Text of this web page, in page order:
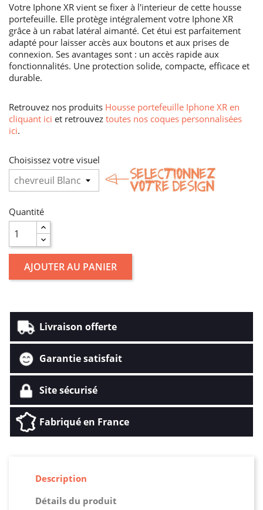
Votre Iphone XR vient se fixer à l'interieur de cette housse
portefeuille. Elle protège intégralement votre Iphone XR
grâce à un rabat latéral aimanté. Cet étui est parfaitement
adapté pour laisser accès aux boutons et aux prises de
connexion. Ses avantages sont : un accès rapide aux
fonctionnalités. Une protection solide, compacte, efficace et
durable.
Retrouvez nos produits Housse portefeuille Iphone XR en
cliquant ici et retrouvez toutes nos coques personnalisées
ici.
Choisissez votre visuel
Quantité
AJOUTER AU PANIER
Livraison offerte
Garantie satisfait
Site sécurisé
Fabriqué en France
Description
Détails du produit